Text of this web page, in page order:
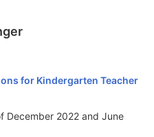
for Kindergarten Teacher
December 2022 and June